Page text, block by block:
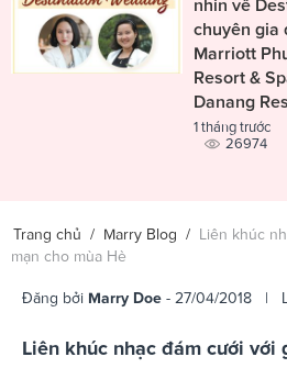
nhìn về
chuyên gia
Marriott
Resort &
Danang
1 tháng trước
26974
Trang chủ / Marry Blog / Liên khúc
mạn cho mùa Hè
Đăng bởi Marry Doe - 27/04/2018 |
Liên khúc nhạc đám cưới với